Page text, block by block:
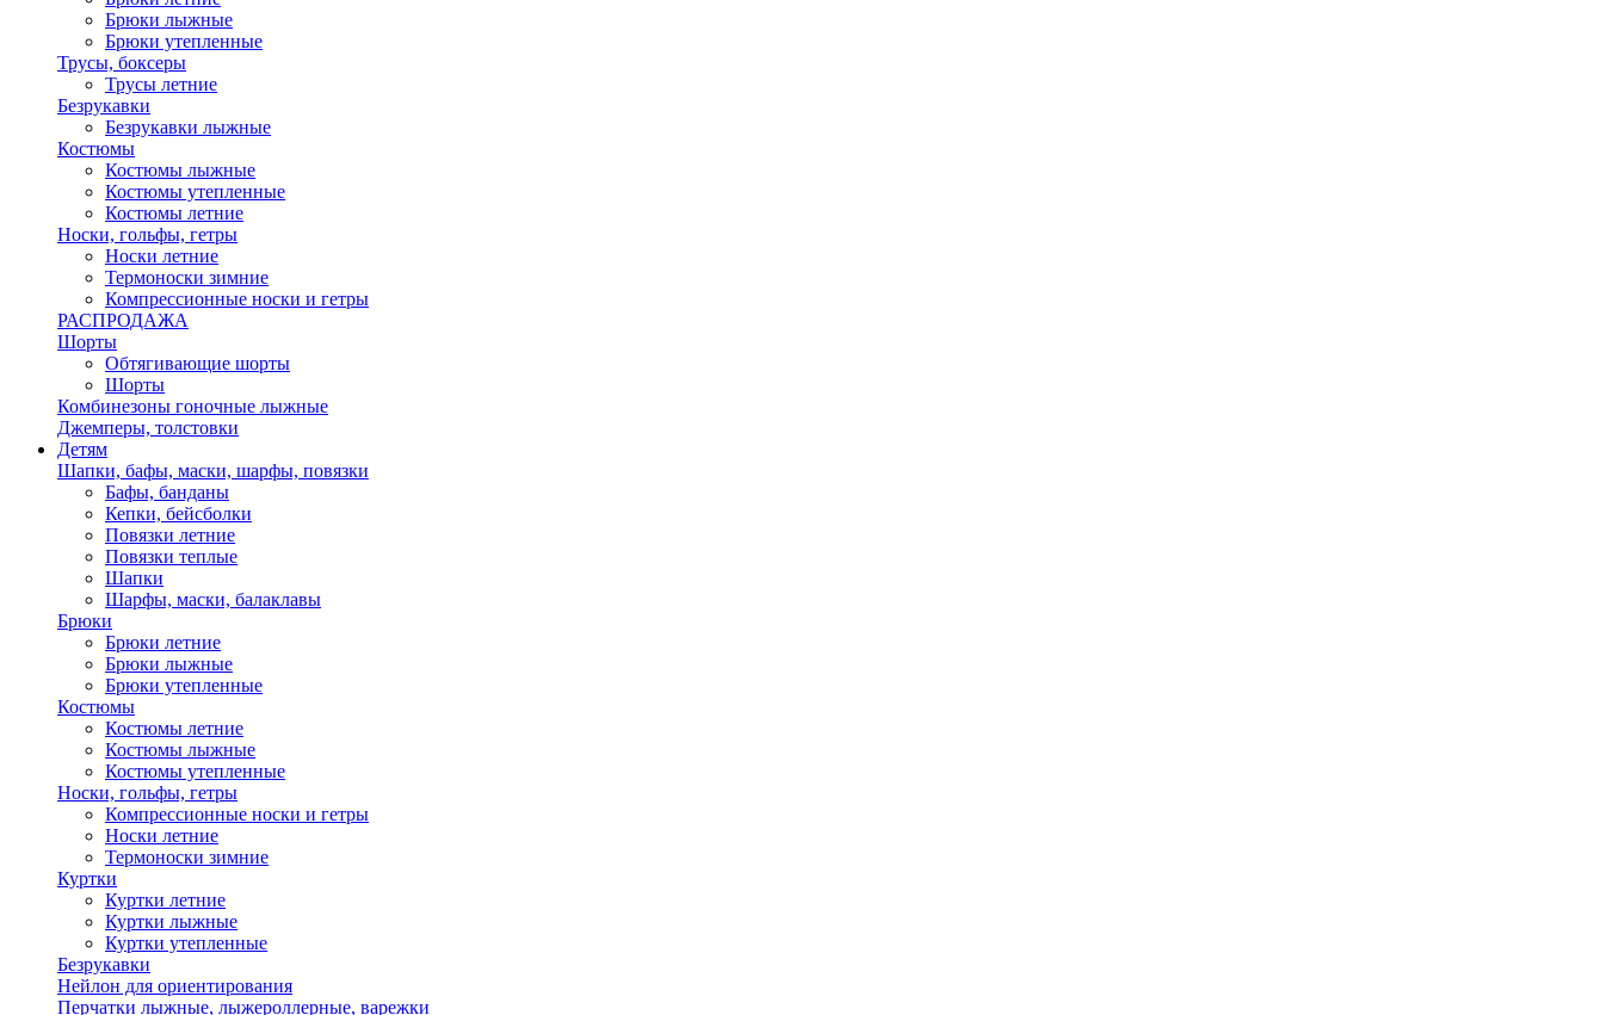
Брюки лыжные
Брюки утепленные
Трусы, боксеры
Трусы летние
Безрукавки
Безрукавки лыжные
Костюмы
Костюмы лыжные
Костюмы утепленные
Костюмы летние
Носки, гольфы, гетры
Носки летние
Термоноски зимние
Компрессионные носки и гетры
РАСПРОДАЖА
Шорты
Обтягивающие шорты
Шорты
Комбинезоны гоночные лыжные
Джемперы, толстовки
Детям
Шапки, бафы, маски, шарфы, повязки
Бафы, банданы
Кепки, бейсболки
Повязки летние
Повязки теплые
Шапки
Шарфы, маски, балаклавы
Брюки
Брюки летние
Брюки лыжные
Брюки утепленные
Костюмы
Костюмы летние
Костюмы лыжные
Костюмы утепленные
Носки, гольфы, гетры
Компрессионные носки и гетры
Носки летние
Термоноски зимние
Куртки
Куртки летние
Куртки лыжные
Куртки утепленные
Безрукавки
Нейлон для ориентирования
Перчатки лыжные, лыжероллерные, варежки